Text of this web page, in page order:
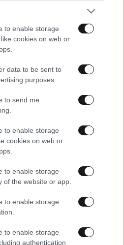
to enable storage
cookies on web or
data to be sent to
purposes.
to send me
to enable storage
cookies on web or
to enable storage
of the website or app.
to enable storage
to enable storage
authentication
15:36
ασχολούμαστε και μαζί σου
«Καμία στιγμή